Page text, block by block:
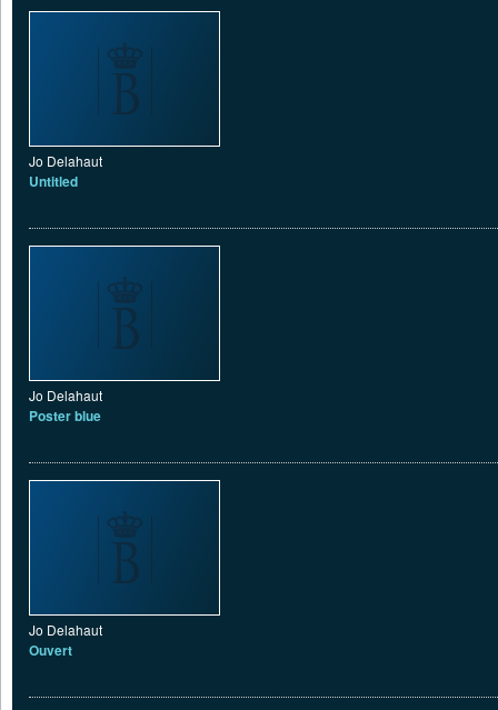
Jo Delahaut
Untitled
Jo Delahaut
Poster blue
Jo Delahaut
Ouvert